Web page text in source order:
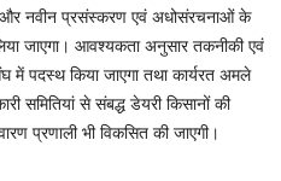
नवीन प्रसंस्करण एवं अधोसंरचनाओं के
जाएगा। आवश्यकता अनुसार तकनीकी एवं
में पदस्थ किया जाएगा तथा कार्यरत अमले
समितियां से संबद्ध डेयरी किसानों की
प्रणाली भी विकसित की जाएगी।